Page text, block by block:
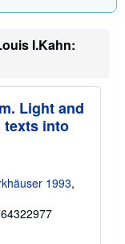
I.Kahn:
Light and
texts into
1993,